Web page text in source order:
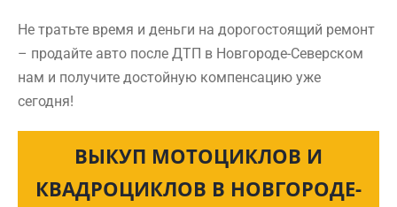
Не тратьте время и деньги на дорогостоящий ремонт
– продайте авто после ДТП в Новгороде-Северском
нам и получите достойную компенсацию уже
сегодня!
ВЫКУП МОТОЦИКЛОВ И
КВАДРОЦИКЛОВ В НОВГОРОДЕ-